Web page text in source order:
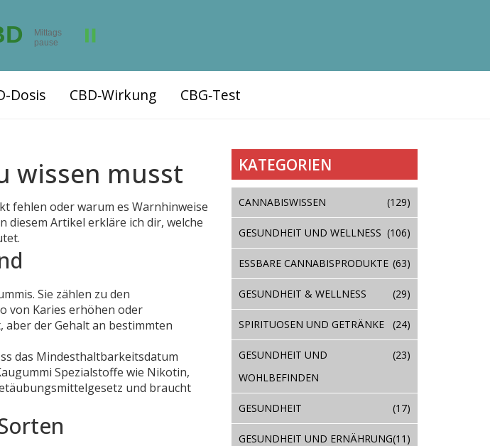
Dosis CBD‑Wirkung CBG‑Test
wissen musst
fehlen oder warum es Warnhinweise
diesem Artikel erkläre ich dir, welche
Sie zählen zu den
von Karies erhöhen oder
aber der Gehalt an bestimmten
das Mindesthaltbarkeitsdatum
Spezialstoffe wie Nikotin,
und braucht
KATEGORIEN
CANNABISWISSEN (129)
GESUNDHEIT UND WELLNESS (106)
ESSBARE CANNABISPRODUKTE (63)
GESUNDHEIT & WELLNESS (29)
SPIRITUOSEN UND GETRÄNKE (24)
GESUNDHEIT UND
WOHLBEFINDEN
(23)
GESUNDHEIT (17)
GESUNDHEIT UND ERNÄHRUNG(11)